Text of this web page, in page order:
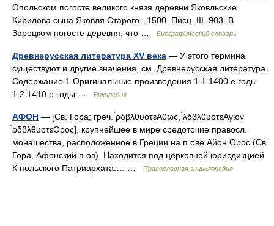
Опольском погосте великого князя деревни Яковльские
Кирилова сына Яковля Старого . 1500. Писц. III, 903. В
Зарецком погосте деревня, что …
Биографический словарь
Древнерусская литература XV века — У этого термина
существуют и другие значения, см. Древнерусская литература.
Содержание 1 Оригинальные произведения 1.1 1400 е годы
1.2 1410 е годы …
Википедия
АФОН — [Св. Гора; греч. ̀ρδβλθυοτεΑθως, ̀λδβλθυοτεΑγιον
̀ρδβλθυοτεΟρος], крупнейшее в мире средоточие правосл.
монашества, расположенное в Греции на п ове Айон Орос (Св.
Гора, Афонский п ов). Находится под церковной юрисдикцией
К польского Патриархата.… …
Православная энциклопедия